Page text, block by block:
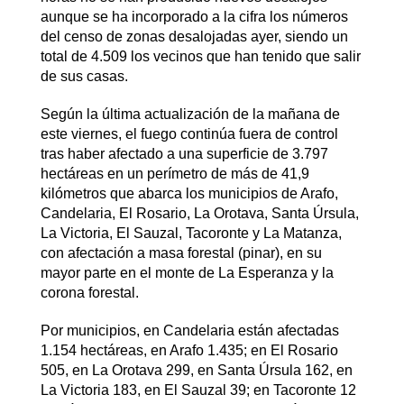
aunque se ha incorporado a la cifra los números
del censo de zonas desalojadas ayer, siendo un
total de 4.509 los vecinos que han tenido que salir
de sus casas.
Según la última actualización de la mañana de
este viernes, el fuego continúa fuera de control
tras haber afectado a una superficie de 3.797
hectáreas en un perímetro de más de 41,9
kilómetros que abarca los municipios de Arafo,
Candelaria, El Rosario, La Orotava, Santa Úrsula,
La Victoria, El Sauzal, Tacoronte y La Matanza,
con afectación a masa forestal (pinar), en su
mayor parte en el monte de La Esperanza y la
corona forestal.
Por municipios, en Candelaria están afectadas
1.154 hectáreas, en Arafo 1.435; en El Rosario
505, en La Orotava 299, en Santa Úrsula 162, en
La Victoria 183, en El Sauzal 39; en Tacoronte 12